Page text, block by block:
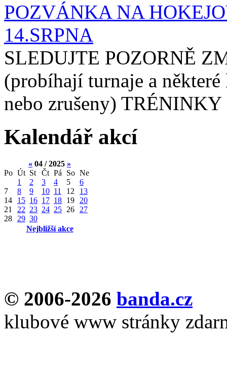
POZVÁNKA NA
14.SRPNA
SLEDUJTE POZORNĚ
(probíhají turnaje a
nebo zrušeny)
Kalendář akcí
« 04 / 2025 »
Po Út St Čt Pá So Ne
1
2 3 4 5
6
7
8 9 10 11 12
13
14
15 16 17 18 19
20
21
22 23 24 25 26
27
28
29 30
Nejbližší akce
© 2006-2026 banda.cz
klubové www stránky